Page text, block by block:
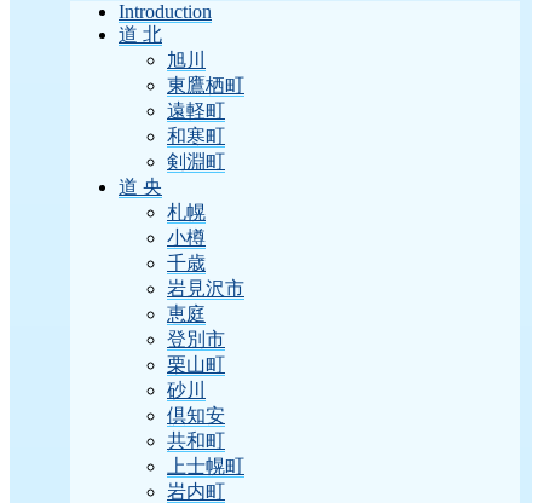
Introduction
道 北
旭川
東鷹栖町
遠軽町
和寒町
剣淵町
道 央
札幌
小樽
千歳
岩見沢市
恵庭
登別市
栗山町
砂川
倶知安
共和町
上士幌町
岩内町